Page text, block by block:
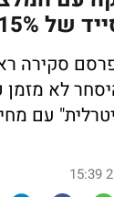
של 15%
סקירה
לא מזמן